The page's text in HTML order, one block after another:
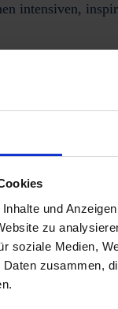
und
zu
soziale Medien,
zusammen,
intensiven,
2026